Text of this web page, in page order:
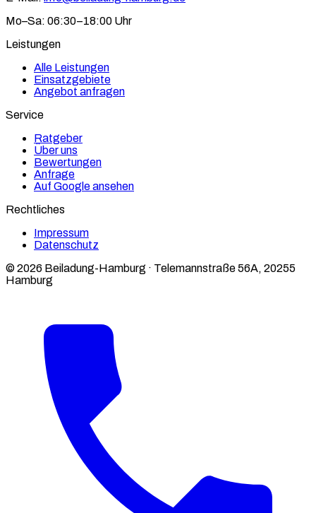
Mo–Sa: 06:30–18:00 Uhr
Leistungen
Alle Leistungen
Einsatzgebiete
Angebot anfragen
Service
Ratgeber
Über uns
Bewertungen
Anfrage
Auf Google ansehen
Rechtliches
Impressum
Datenschutz
© 2026 Beiladung-Hamburg · Telemannstraße 56A, 20255
Hamburg